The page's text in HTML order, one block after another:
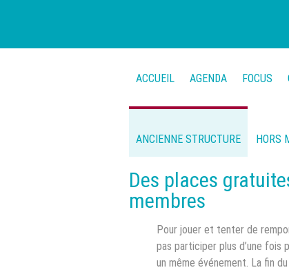
ACCUEIL AGENDA FOCUS
ANCIENNE STRUCTURE HORS
Des places
membres
Pour jouer et tenter de
pas participer plus d’une fois
un même événement. La fin